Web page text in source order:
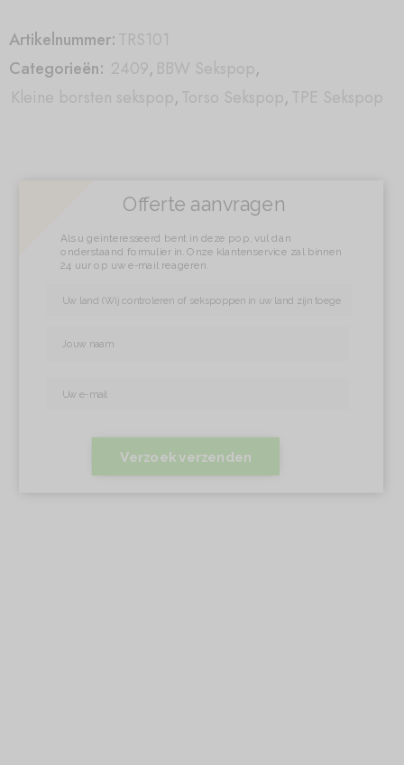
Artikelnummer:TRS101
Categorieën: 2409, BBW Sekspop,
Kleine borsten sekspop,Torso Sekspop,TPE Sekspop
Offerte aanvragen
Als u geïnteresseerd bent in deze pop, vul dan
onderstaand formulier in. Onze klantenservice zal binnen
24 uur op uw e-mail reageren.
Verzoek verzenden